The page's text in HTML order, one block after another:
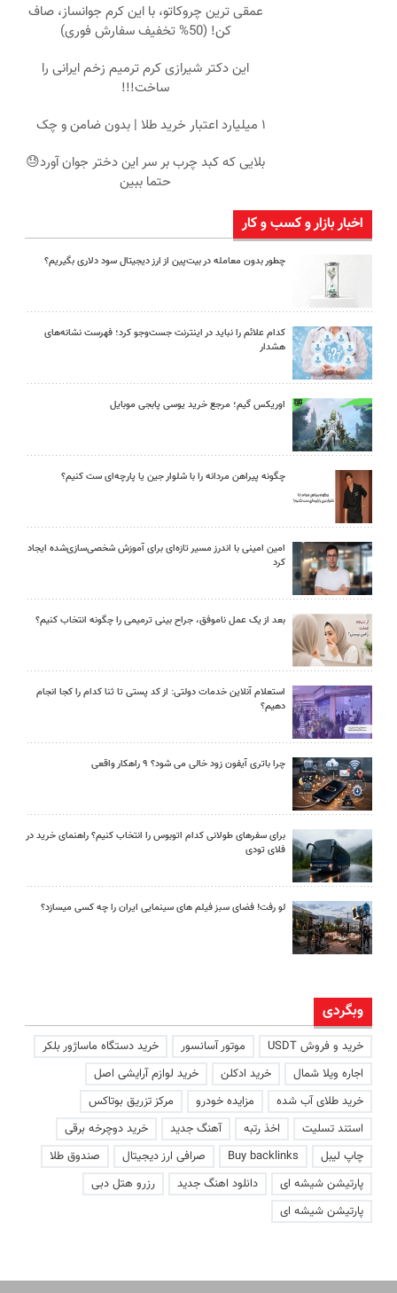
عمقی ترین چروکاتو، با این کرم جوانساز، صاف
کن! (50% تخفیف سفارش فوری)
این دکتر شیرازی کرم ترمیم زخم ایرانی را
ساخت!!!
۱ میلیارد اعتبار خرید طلا | بدون ضامن و چک
بلایی که کبد چرب بر سر این دختر جوان آورد😓
حتما ببین
اخبار بازار و کسب و کار
چطور بدون معامله در بیت‌پین از ارز دیجیتال سود دلاری بگیریم؟
کدام علائم را نباید در اینترنت جست‌وجو کرد؛ فهرست نشانه‌های
هشدار
اوریکس گیم؛ مرجع خرید یوسی پابجی موبایل
چگونه پیراهن مردانه را با شلوار جین یا پارچه‌ای ست کنیم؟
امین امینی با اندرز مسیر تازه‌ای برای آموزش شخصی‌سازی‌شده ایجاد
کرد
بعد از یک عمل ناموفق، جراح بینی ترمیمی را چگونه انتخاب کنیم؟
استعلام آنلاین خدمات دولتی: از کد پستی تا ثنا کدام را کجا انجام
دهیم؟
چرا باتری آیفون زود خالی می شود؟ ۹ راهکار واقعی
برای سفرهای طولانی کدام اتوبوس را انتخاب کنیم؟ راهنمای خرید در
فلای تودی
لو رفت! فضای سبز فیلم های سینمایی ایران را چه کسی میسازد؟
وبگردی
خرید و فروش USDT موتور آسانسور
خرید دستگاه ماساژور بلکر
اجاره ویلا شمال
خرید ادکلن
خرید لوازم آرایشی اصل
خرید طلای آب شده
مزایده خودرو
مرکز تزریق بوتاکس
استند تسلیت
اخذ رتبه آهنگ جدید
خرید دوچرخه برقی
چاپ لیبل
Buy backlinks صرافی ارز دیجیتال
صندوق طلا
پارتیشن شیشه ای
دانلود اهنگ جدید
رزرو هتل دبی
پارتیشن شیشه ای